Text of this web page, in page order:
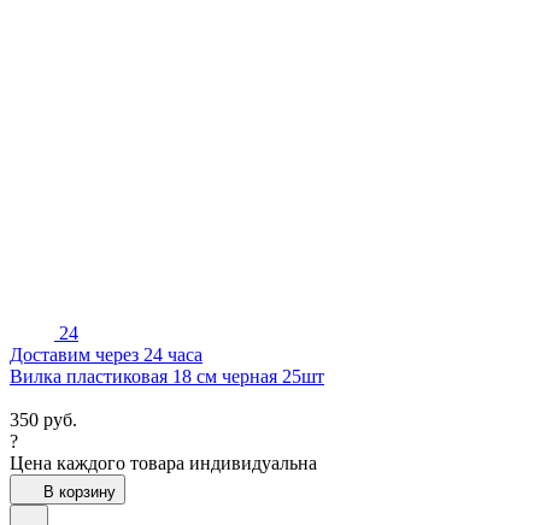
24
Доставим через 24 часа
Вилка пластиковая 18 см черная 25шт
350 руб.
?
Цена каждого товара индивидуальна
В корзину